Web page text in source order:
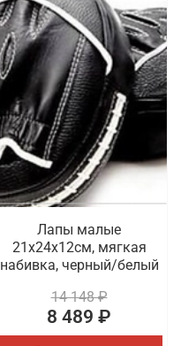
Лапы малые
21х24х12см, мягкая
набивка, черный/белый
14 148 ₽
8 489 ₽